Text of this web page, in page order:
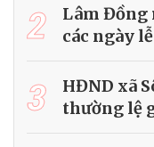
2
Lâm Đồng
các ngày
3
HĐND xã
thường lệ